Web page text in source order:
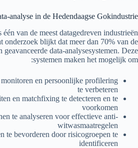
analyse in de Hedendaagse Gokindustrie
van de meest datagedreven industrieën
onderzoek blijkt dat meer dan 70% van de
geavanceerde data-analysesystemen. Deze
systemen maken het mogelijk om:
en persoonlijke profilering
te verbeteren
en matchfixing te detecteren en te
voorkomen
te analyseren voor effectieve anti-
witwasmaatregelen
te bevorderen door risicogroepen te
identificeren